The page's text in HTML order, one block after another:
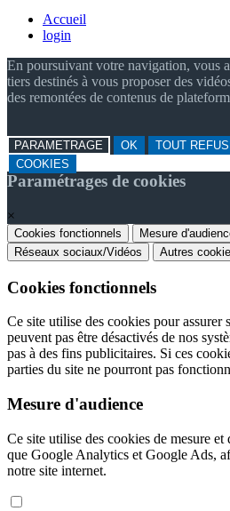
Accueil
login
En poursuivant votre navigation, vous
tiers destinés à vous proposer des
des remontées de contenus de
PARAMETRAGE OK
TOUT
COOKIES
Paramétrages de cookies
×
Cookies fonctionnels Mesure
Réseaux sociaux/Vidéos
Autres
Cookies fonctionnels
Ce site utilise des cookies pour assurer
peuvent pas être désactivés de nos
pas à des fins publicitaires. Si ces
parties du site ne pourront pas
Mesure d'audience
Ce site utilise des cookies de mesure et
que Google Analytics et Google Ads,
notre site internet.